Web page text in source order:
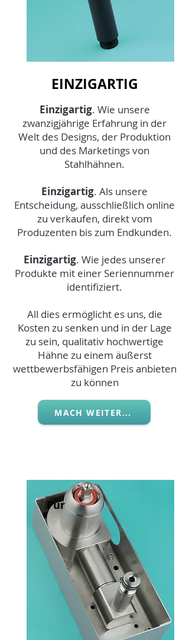
EINZIGARTIG
Einzigartig. Wie unsere
zwanzigjährige Erfahrung in der
Welt des Designs, der Produktion
und des Marketings von
Stahlhähnen.
Einzigartig. Als unsere
Entscheidung, ausschließlich online
zu verkaufen, direkt vom
Produzenten bis zum Endkunden.
Einzigartig. Wie jedes unserer
Produkte mit einer Seriennummer
identifiziert.
All dies ermöglicht es uns, die
Kosten zu senken und in der Lage
zu sein, qualitativ hochwertige
Hähne zu einem äußerst
wettbewerbsfähigen Preis anbieten
zu können
MACH WEITER...
Pur